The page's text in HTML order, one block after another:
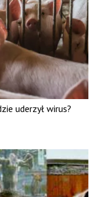
uderzył wirus?